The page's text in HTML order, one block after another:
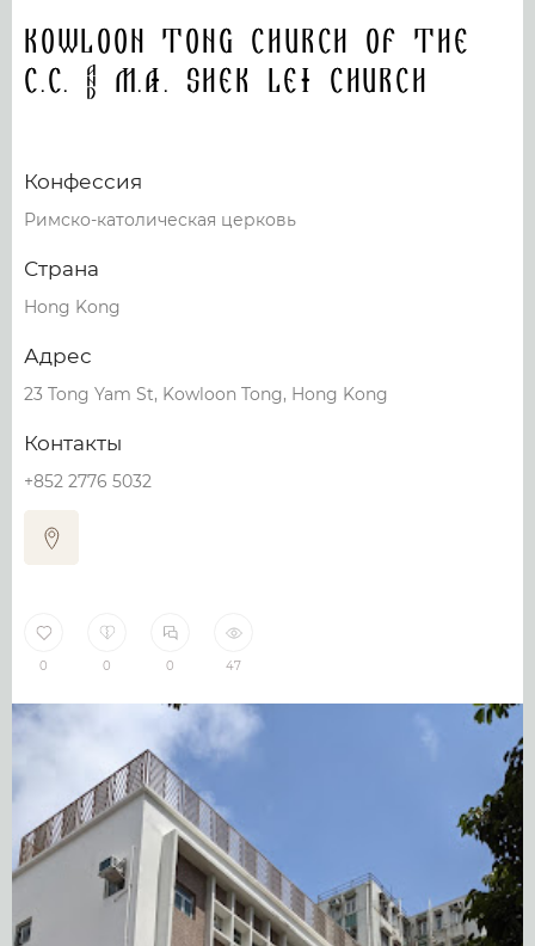
Kowloon Tong Church of the
C.C. & M.A. Shek Lei Church
Конфессия
Римско-католическая церковь
Страна
Hong Kong
Адрес
23 Tong Yam St, Kowloon Tong, Hong Kong
Контакты
+852 2776 5032
0 0 0 47